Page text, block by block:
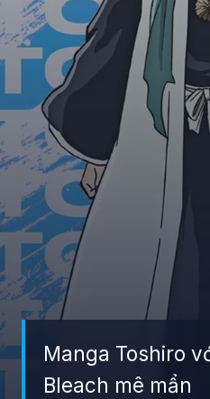
Manga Toshiro
Bleach mê mẩn